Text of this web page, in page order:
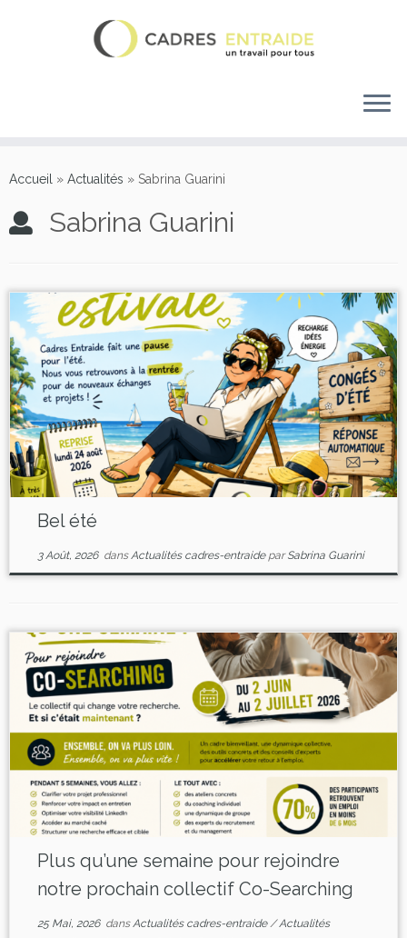
Accueil » Actualités » Sabrina Guarini
Sabrina Guarini
Bel été
3 Août, 2026dansActualités cadres-entraide parSabrina Guarini
Plus qu’une semaine pour rejoindre
notre prochain collectif Co-Searching
25 Mai, 2026dansActualités cadres-entraide/Actualités